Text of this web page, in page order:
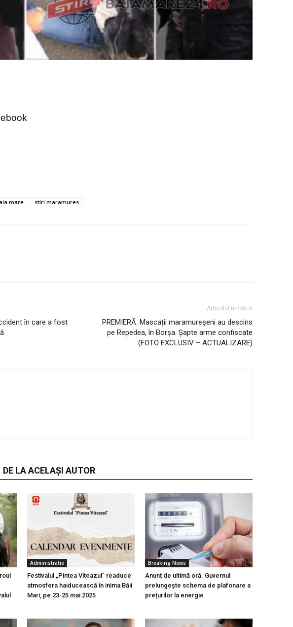
mare stiri maramures
în care a fost
Articolul următor
PREMIERĂ: Mascații maramureșeni au descins
pe Repedea, în Borșa. Șapte arme confiscate
(FOTO EXCLUSIV – ACTUALIZARE)
DE LA ACELAȘI AUTOR
Administratie
Festivalul „Pintea Viteazul” readuce
atmosfera haiducească în inima Băii
Mari, pe 23-25 mai 2025
Breaking News
Anunț de ultimă oră. Guvernul
prelungește schema de plafonare a
prețurilor la energie